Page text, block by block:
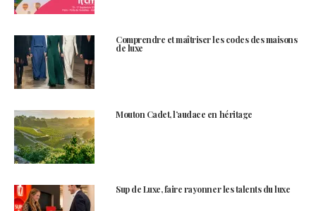
Comprendre et maîtriser les codes des maisons
de luxe
Mouton Cadet, l’audace en héritage
Sup de Luxe, faire rayonner les talents du luxe